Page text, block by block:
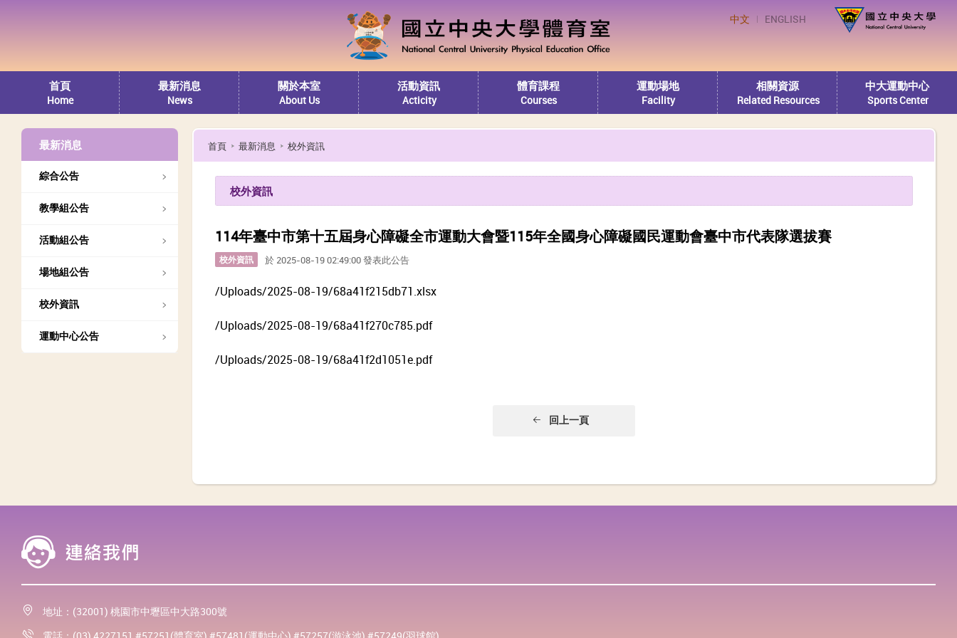
中文 ENGLISH
首頁
Home
最新消息
News
關於本室
About Us
活動資訊
Acticity
體育課程
Courses
運動場地
Facility
相關資源
Related Resources
中大運動中心
Sports Center
最新消息
綜合公告
教學組公告
活動組公告
場地組公告
校外資訊
運動中心公告
首頁 最新消息 校外資訊
校外資訊
114年臺中市第十五屆身心障礙全市運動大會暨115年全國身心障礙國民運動會臺中市代表隊選拔賽
校外資訊 於 2025-08-19 02:49:00 發表此公告
/Uploads/2025-08-19/68a41f215db71.xlsx
/Uploads/2025-08-19/68a41f270c785.pdf
/Uploads/2025-08-19/68a41f2d1051e.pdf
回上一頁
地址：(32001) 桃園市中壢區中大路300號